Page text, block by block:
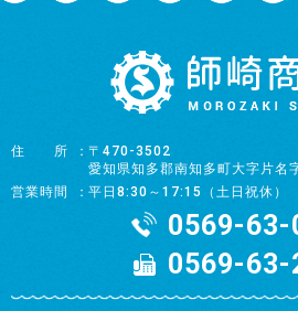
住所
〒470-3502
愛知県知多郡南知多町大字片名
営業時間
平日8:30～17:15（土日祝休）
0569-63-
0569-63-